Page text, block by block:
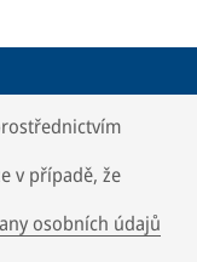
v případě, že
osobních údajů